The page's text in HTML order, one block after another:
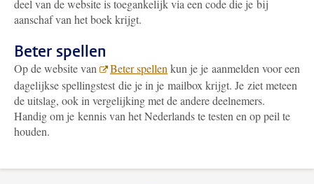
deel van de website is toegankelijk via een code die je bij
aanschaf van het boek krijgt.
Beter spellen
Op de website van Beter spellen kun je je aanmelden voor een
dagelijkse spellingstest die je in je mailbox krijgt. Je ziet meteen
de uitslag, ook in vergelijking met de andere deelnemers.
Handig om je kennis van het Nederlands te testen en op peil te
houden.